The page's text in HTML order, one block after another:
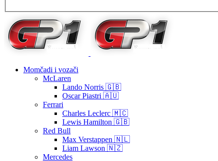
Momčadi i vozači
McLaren
Lando Norris 🇬🇧
Oscar Piastri 🇦🇺
Ferrari
Charles Leclerc 🇲🇨
Lewis Hamilton 🇬🇧
Red Bull
Max Verstappen 🇳🇱
Liam Lawson 🇳🇿
Mercedes